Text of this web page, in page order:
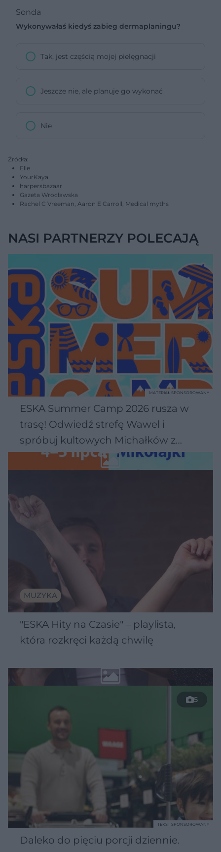
Sonda
Wykonywałaś kiedyś zabieg dermaplaningu?
Tak, jest częścią mojej pielęgnacji
Jeszcze nie, ale planuje go wykonać
Nie
Źródła:
Elle
YourKaya
harpersbazaar
Gazeta Wrocławska
Rachel C Vreeman, Aaron E Carroll, Medical myths
NASI PARTNERZY POLECAJĄ
ESKA Summer Camp 2026 rusza w
trasę! Odwiedź strefę Wawel i
spróbuj kultowych Michałków z
Wawelu
MATERIAŁ SPONSOROWANY
MUZYKA
"ESKA Hity na Czasie" – playlista,
która rozkręci każdą chwilę
5
Daleko do pięciu porcji dziennie.
TEKST SPONSOROWANY